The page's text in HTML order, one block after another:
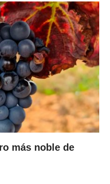
más noble de